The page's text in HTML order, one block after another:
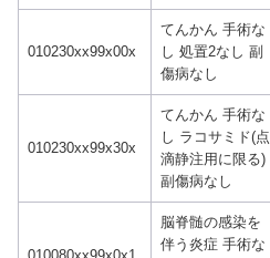
010230xx99x00x
てんかん 手術な
し 処置2なし 副
傷病なし
010230xx99x30x
てんかん 手術な
し ラコサミド(点
滴静注用に限る)
副傷病なし
脳脊髄の感染を
伴う炎症 手術な